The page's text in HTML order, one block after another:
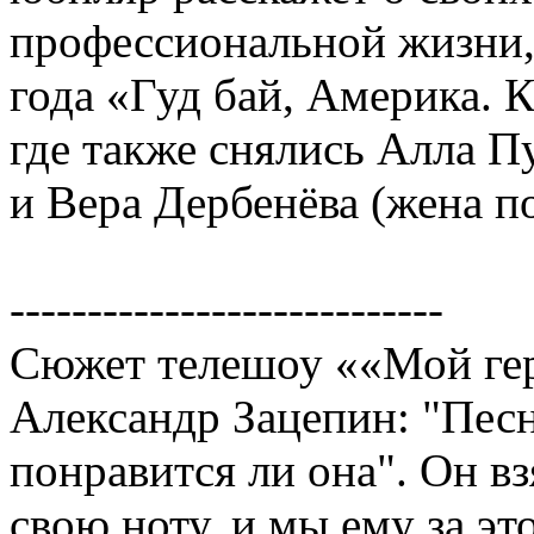
профессиональной
года «Гуд бай, Америка.
где также снялись Алла
и Вера Дербенёва (жена
----------------------------
Сюжет телешоу ««Мой
Александр Зацепин:
понравится ли она". Он